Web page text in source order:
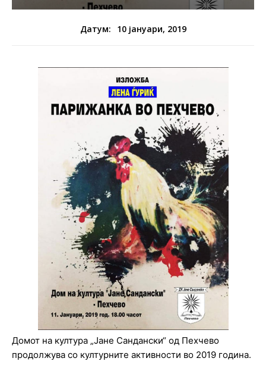
Датум: 10 јануари, 2019
Домот на култура „Јане Сандански“ од Пехчево
продолжува со културните активности во 2019 година.